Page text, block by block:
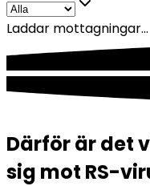
Laddar mottagningar...
Därför är det
sig mot RS-